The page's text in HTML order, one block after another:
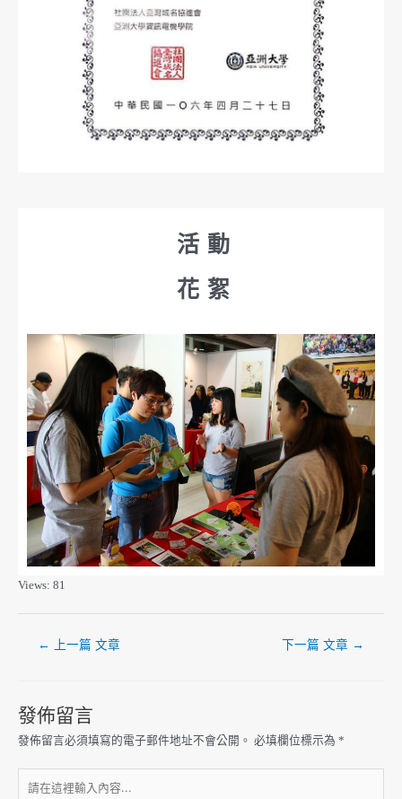
活動
花絮
Views: 81
← 上一篇 文章 下一篇 文章 →
發佈留言
發佈留言必須填寫的電子郵件地址不會公開。 必填欄位標示為 *